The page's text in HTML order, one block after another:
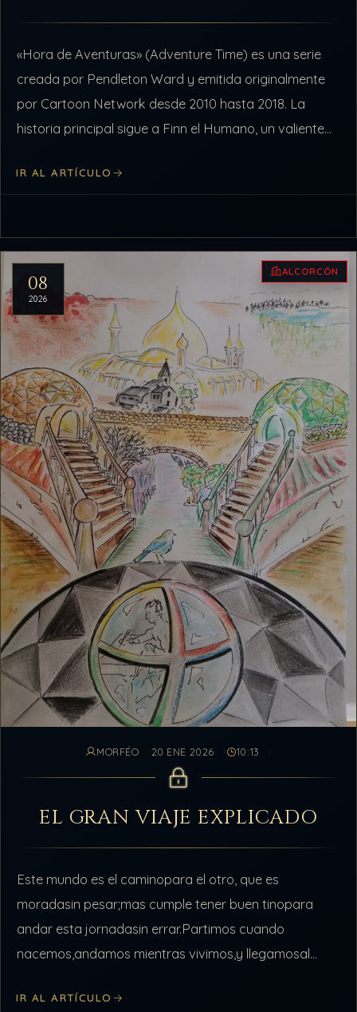
«Hora de Aventuras» (Adventure Time) es una serie
creada por Pendleton Ward y emitida originalmente
por Cartoon Network desde 2010 hasta 2018. La
historia principal sigue a Finn el Humano, un valiente
IR AL ARTÍCULO
08
2026
ALCORCÓN
MORFÉO 20 ENE 2026 10:13
EL GRAN VIAJE EXPLICADO
Este mundo es el caminopara el otro, que es
moradasin pesar;mas cumple tener buen tinopara
andar esta jornadasin errar.Partimos cuando
nacemos,andamos mientras vivimos,y llegamosal
morimosdescansamos. «Coplas a la muerte de su…
IR AL ARTÍCULO